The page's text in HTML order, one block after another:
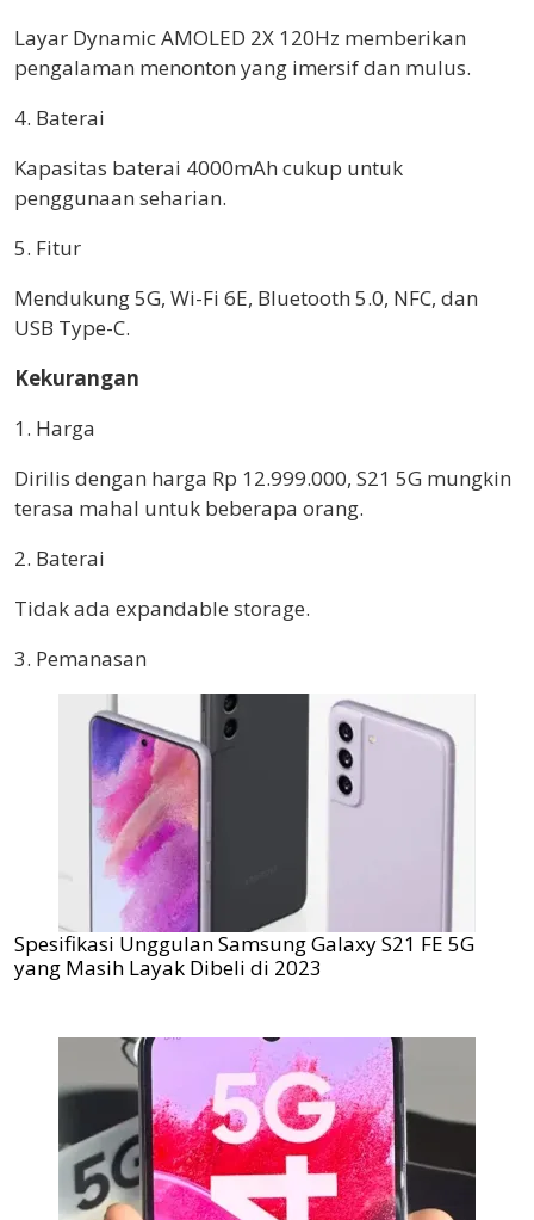
Layar Dynamic AMOLED 2X 120Hz memberikan
pengalaman menonton yang imersif dan mulus.
4. Baterai
Kapasitas baterai 4000mAh cukup untuk
penggunaan seharian.
5. Fitur
Mendukung 5G, Wi-Fi 6E, Bluetooth 5.0, NFC, dan
USB Type-C.
Kekurangan
1. Harga
Dirilis dengan harga Rp 12.999.000, S21 5G mungkin
terasa mahal untuk beberapa orang.
2. Baterai
Tidak ada expandable storage.
3. Pemanasan
Spesifikasi Unggulan Samsung Galaxy S21 FE 5G
yang Masih Layak Dibeli di 2023